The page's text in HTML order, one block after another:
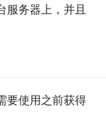
服务器上，并且
要使用之前获得